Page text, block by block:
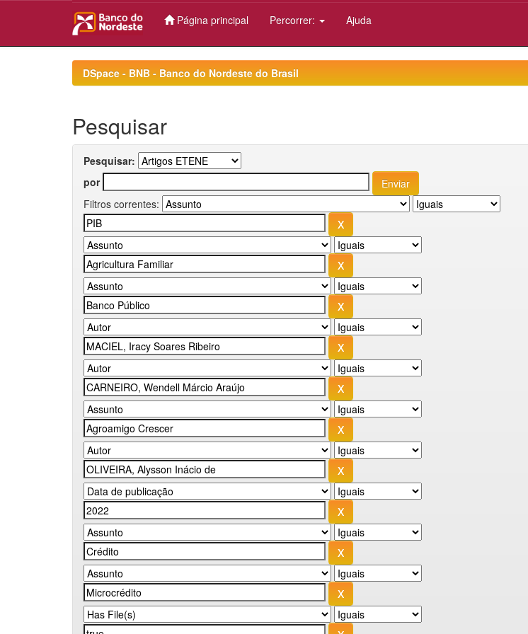
Página principal Percorrer: Ajuda
DSpace - BNB - Banco do Nordeste do Brasil
Pesquisar
Pesquisar:
por
Filtros correntes: